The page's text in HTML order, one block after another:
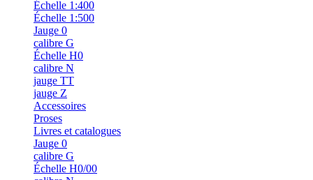
Échelle 1:400
Échelle 1:500
Jauge 0
calibre G
Échelle H0
calibre N
jauge TT
jauge Z
Accessoires
Proses
Livres et catalogues
Jauge 0
calibre G
Échelle H0/00